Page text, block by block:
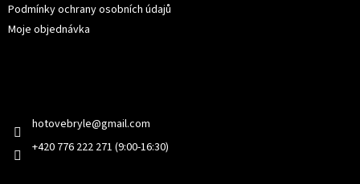
Podmínky ochrany osobních údajů
Moje objednávka
hotovebryle@gmail.com
+420 776 222 271 (9:00-16:30)